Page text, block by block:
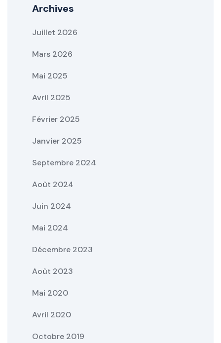
Archives
Juillet 2026
Mars 2026
Mai 2025
Avril 2025
Février 2025
Janvier 2025
Septembre 2024
Août 2024
Juin 2024
Mai 2024
Décembre 2023
Août 2023
Mai 2020
Avril 2020
Octobre 2019